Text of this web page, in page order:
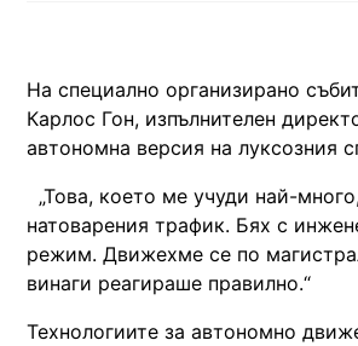
На специално организирано
Карлос Гон, изпълнителен
автономна версия на луксозния
„Това, което ме учуди най-
натоварения трафик. Бях с
режим. Движехме се по
винаги реагираше правилно.“
Технологиите за автономно